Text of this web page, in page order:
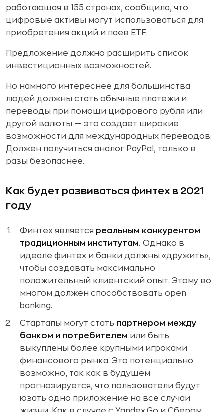
работающая в 155 странах, сообщила, что
цифровые активы могут использоваться для
приобретения акций и паев ETF.
Предложение должно расширить список
инвестиционных возможностей.
Но намного интереснее для большинства
людей должны стать обычные платежи и
переводы при помощи цифрового рубля или
другой валюты — это создает широкие
возможности для международных переводов.
Должен получиться аналог PayPal, только в
разы безопаснее.
Как будет развиваться финтех в 2021
году
Финтех является реальным конкурентом
традиционным институтам. Однако в
идеале финтех и банки должны «дружить»,
чтобы создавать максимально
положительный клиентский опыт. Этому во
многом должен способствовать open
banking.
Стартапы могут стать партнером между
банком и потребителем или быть
выкуплены более крупными игроками
финансового рынка. Это потенциально
возможно, так как в будущем
прогнозируется, что пользователи будут
юзать одно приложение на все случаи